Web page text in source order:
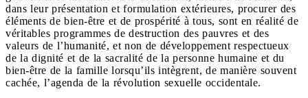
dans leur présentation et formulation extérieures, procurer des
éléments de bien-être et de prospérité à tous, sont en réalité de
véritables programmes de destruction des pauvres et des
valeurs de l’humanité, et non de développement respectueux
de la dignité et de la sacralité de la personne humaine et du
bien-être de la famille lorsqu’ils intègrent, de manière souvent
cachée, l’agenda de la révolution sexuelle occidentale.